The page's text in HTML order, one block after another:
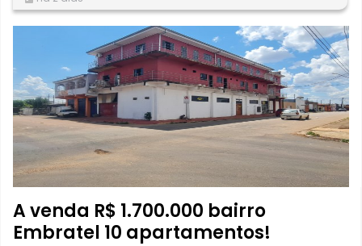
A venda R$ 1.700.000 bairro
Embratel 10 apartamentos!